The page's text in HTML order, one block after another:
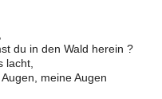
du in den Wald herein ?
lacht,
meine Augen